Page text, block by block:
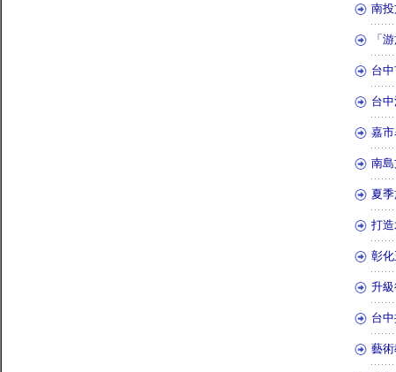
南
「
台
台
嘉
南
夏
打
彰
升
台
藝